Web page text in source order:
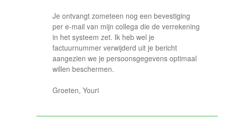
Je ontvangt zometeen nog een bevestiging
per e-mail van mijn collega die de verrekening
in het systeem zet. Ik heb wel je
factuurnummer verwijderd uit je bericht
aangezien we je persoonsgegevens optimaal
willen beschermen.
Groeten, Youri